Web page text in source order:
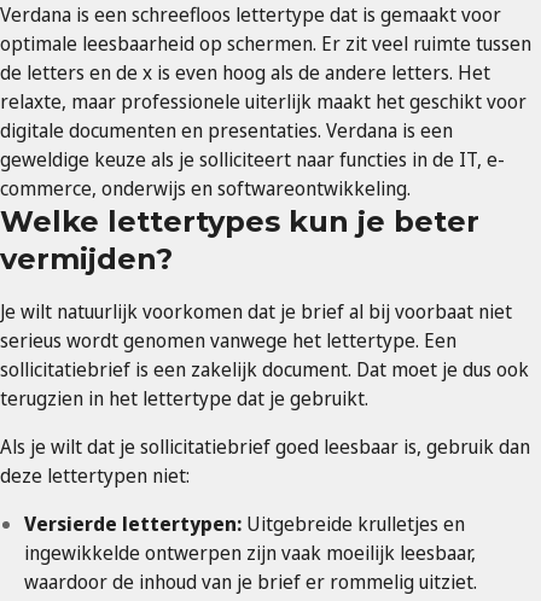
Verdana is een schreefloos lettertype dat is gemaakt voor
optimale leesbaarheid op schermen. Er zit veel ruimte tussen
de letters en de x is even hoog als de andere letters. Het
relaxte, maar professionele uiterlijk maakt het geschikt voor
digitale documenten en presentaties. Verdana is een
geweldige keuze als je solliciteert naar functies in de IT, e-
commerce, onderwijs en softwareontwikkeling.
Welke lettertypes kun je beter
vermijden?
Je wilt natuurlijk voorkomen dat je brief al bij voorbaat niet
serieus wordt genomen vanwege het lettertype. Een
sollicitatiebrief is een zakelijk document. Dat moet je dus ook
terugzien in het lettertype dat je gebruikt.
Als je wilt dat je sollicitatiebrief goed leesbaar is, gebruik dan
deze lettertypen niet:
Versierde lettertypen: Uitgebreide krulletjes en
ingewikkelde ontwerpen zijn vaak moeilijk leesbaar,
waardoor de inhoud van je brief er rommelig uitziet.